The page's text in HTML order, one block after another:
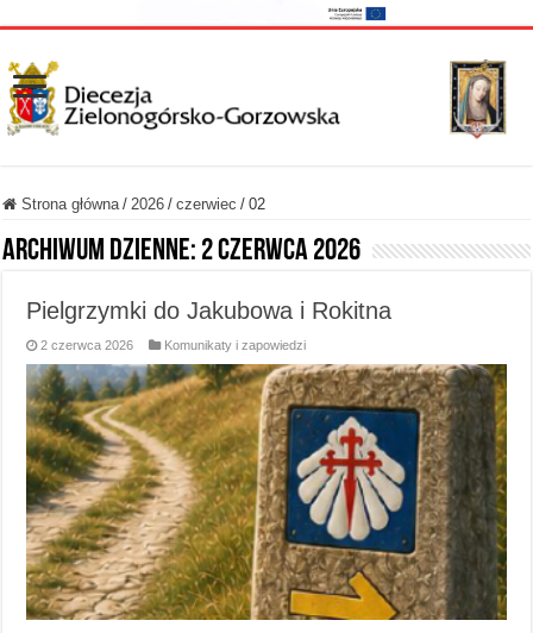
Strona główna / 2026 / czerwiec / 02
Archiwum dzienne: 2 czerwca 2026
Pielgrzymki do Jakubowa i Rokitna
2 czerwca 2026 Komunikaty i zapowiedzi